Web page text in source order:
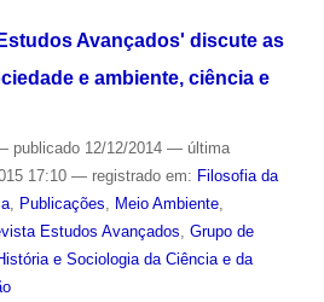
Avançados' discute as
e ambiente, ciência e
publicado12/12/2014 — última
17:10 — registrado em: Filosofia da
, Publicações Meio Ambiente,
Estudos Avançados Grupo de
e Sociologia da Ciência e da